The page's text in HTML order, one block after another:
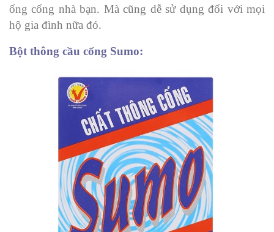
ống cống nhà bạn. Mà cũng dễ sử dụng đối với mọi
hộ gia đình nữa đó.
Bột thông cầu cống Sumo: